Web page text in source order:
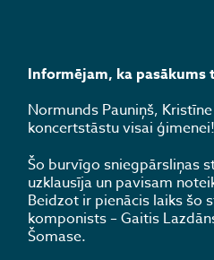
Informējam, ka pasākums
Normunds Pauniņš,
koncertstāstu visai ģimenei!
Šo burvīgo sniegpārsliņas
uzklausīja un pavisam
Beidzot ir pienācis laiks šo
komponists – Gaitis
Šomase.